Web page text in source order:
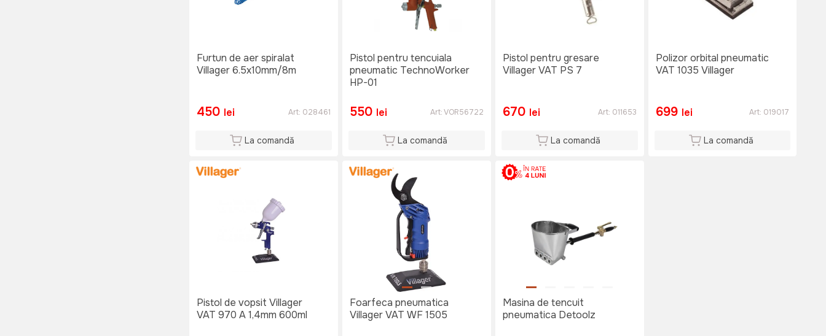
Furtun de aer spiralat
Villager 6.5x10mm/8m
450 lei Art: 028461
La comandă
Pistol pentru tencuiala
pneumatic TechnoWorker
HP-01
550 lei Art:VOR56722
La comandă
Pistol pentru gresare
Villager VAT PS 7
670 lei Art: 011653
La comandă
Polizor orbital pneumatic
VAT 1035 Villager
699 lei Art: 019017
La comandă
Pistol de vopsit Villager
VAT 970 A 1,4mm 600ml
Foarfeca pneumatica
Villager VAT WF 1505
Masina de tencuit
pneumatica Detoolz